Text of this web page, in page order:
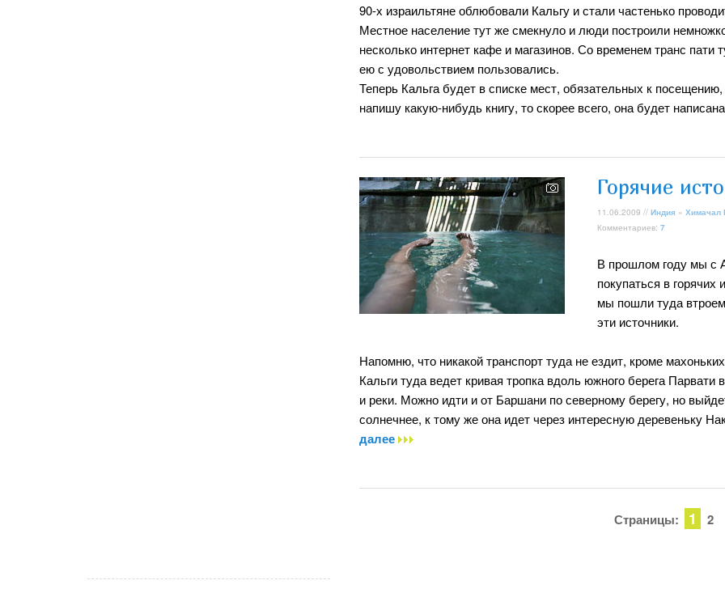
90-х израильтяне облюбовали Кальгу и стали частенько
Местное население тут же смекнуло и люди построили
несколько интернет кафе и магазинов. Со временем транс
ею с удовольствием пользовались.
Теперь Кальга будет в списке мест, обязательных к
напишу какую-нибудь книгу, то скорее всего, она будет
Горячие
11.06.2009 // Индия » Химачал
Комментариев: 7
В прошлом году мы с
покупаться в горячих
мы пошли туда
эти источники.
Напомню, что никакой транспорт туда не ездит, кроме
Кальги туда ведет кривая тропка вдоль южного берега
и реки. Можно идти и от Баршани по северному берегу, но
солнечнее, к тому же она идет через интересную деревеньку
далее
Страницы: 1 2